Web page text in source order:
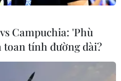
CSU
gần bảy tuần trước cuộc
nhiều cử tri ủng hộ ông
Campuchia: 'Phù
toan tính đường dài?